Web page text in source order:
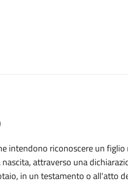
intendono riconoscere un
attraverso una
in un testamento o all'atto